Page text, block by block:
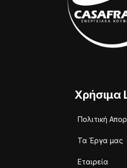
Χρήσιμα
Πολιτική
Τα Έργα μας
Εταιρεία